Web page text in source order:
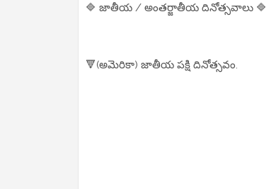
🔷 జాతీయ / అంతర్జాతీయ దినోత్సవాలు 🔷
🔻(అమెరికా) జాతీయ పక్షి దినోత్సవం.